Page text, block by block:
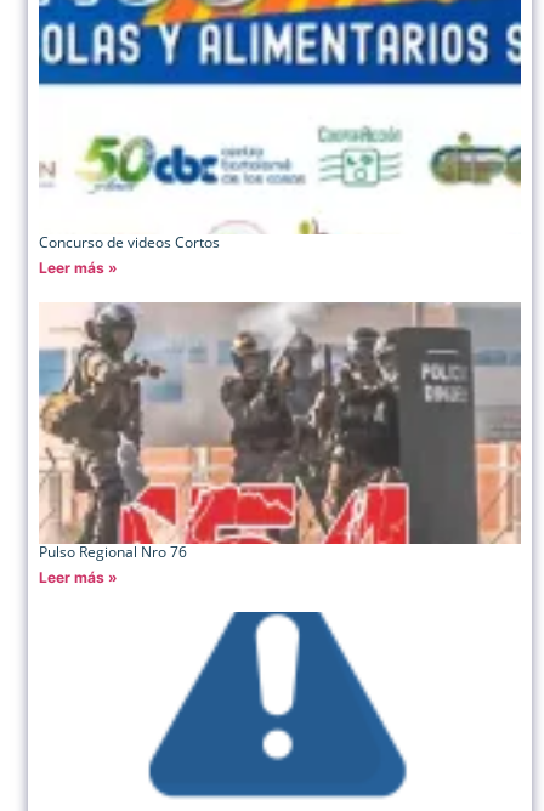
Concurso de videos Cortos
Leer más »
Pulso Regional Nro 76
Leer más »